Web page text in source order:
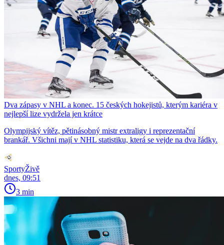
Dva zápasy v NHL a konec. 15 českých hokejistů, kterým kariéra v
nejlepší lize vydržela jen krátce
Olympijský vítěz, pětinásobný mistr extraligy i reprezentační
brankář. Všichni mají v NHL statistiku, která se vejde na dva řádky.
SportyŽivě
dnes, 09:51
3 min